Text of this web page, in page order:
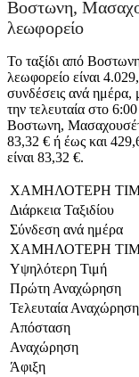
Βοστωνη,
λεωφορείο
Το ταξίδι από
λεωφορείο είναι
συνδέσεις ανά
την τελευταία στο
Βοστωνη,
83,32 € ή έως και
είναι 83,32 €.
ΧΑΜΗΛΟΤΕΡΗ
Διάρκεια Ταξιδίου
Σύνδεση ανά ημέρα
ΧΑΜΗΛΟΤΕΡΗ
Υψηλότερη Τιμή
Πρώτη Αναχώρηση
Τελευταία Αναχώρηση
Απόσταση
Αναχώρηση
Άφιξη